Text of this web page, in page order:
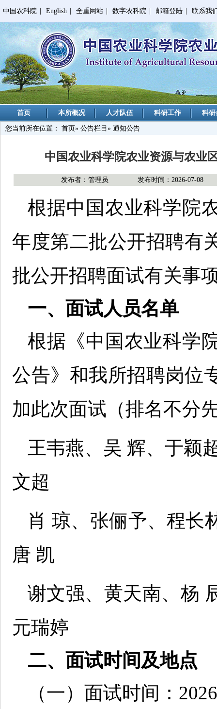
中国农科院 English 全重网站 数字农科院 邮箱登陆 联系我
首页 本所概况 人才队伍 科研工作 科
您当前所在位置： 首页» 公告栏目 » 通知公告
中国农业科学院农业资源与农业
发布者：管理员 发布时间：2026-07-08
根据中国农业科学院
年度第二批公开招聘有
批公开招聘面试有关事
一、面试人员名单
根据《中国农业科学
公告》和我所招聘岗位
加此次面试（排名不分
王韦燕、吴 辉、于颖
文超
肖 琼、张俪予、程长
唐 凯
谢文强、黄天南、杨
元瑞婷
二、面试时间及地点
（一）面试时间：